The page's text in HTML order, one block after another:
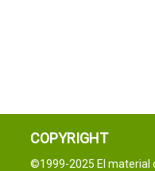
COPYRIGHT
©1999-2025 El material